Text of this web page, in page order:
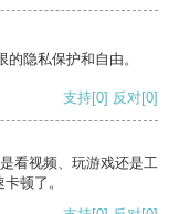
隐私保护和自由。
支持[0] 反对[0]
看视频、玩游戏还是工
顿了。